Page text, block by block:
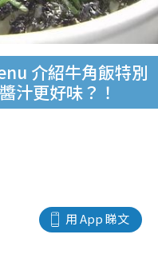
介紹牛角飯特別
汁更好味？！
用 App 睇文